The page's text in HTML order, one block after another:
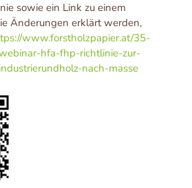
sowie ein Link zu einem
Änderungen erklärt werden,
www.forstholzpapier.at/35-
hfa-fhp-richtlinie-zur-
nach-masse